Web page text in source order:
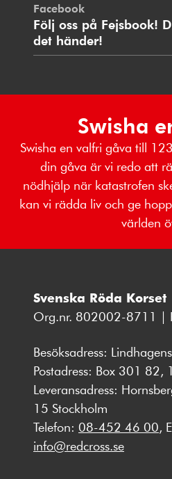
Facebook
Följ oss på Fejsbook!
det händer!
Swisha
Swisha en valfri gåva till
din gåva är vi redo att
nödhjälp när katastrofen
kan vi rädda liv och ge
världen
Svenska Röda Korset
Org.nr. 802002-8711 |
Besöksadress:
Postadress: Box 301 82,
Leveransadress:
15 Stockholm
Telefon: 08-452 46 00,
info@redcross.se